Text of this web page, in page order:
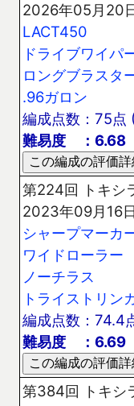
2026年05月20
LACT450
ドライブワイパ
ロングブラスタ
.96ガロン
編成点数：75点
難易度 ：6.68
第224回 トキシ
2023年09月16
シャープマーカ
ワイドローラー
ノーチラス
トライストリン
編成点数：74.4
難易度 ：6.69
第384回 トキシ